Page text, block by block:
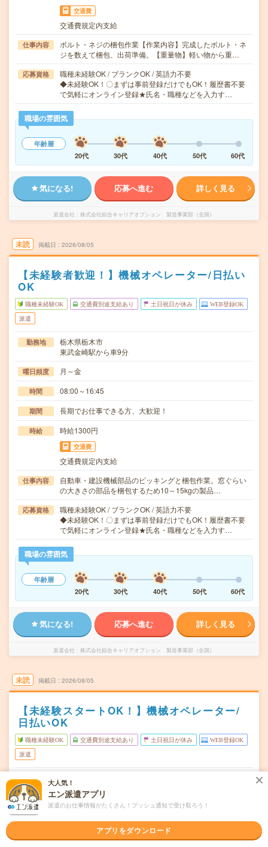
交通費
交通費規定内支給
仕事内容
ボルト・ネジの梱包作業【作業内容】完成したボルト・ネ
ジを数えて梱包、出荷準備。【重量物】軽い物から重…
応募資格
職種未経験OK / ブランクOK / 英語力不要
◆未経験OK！〇まずは事前登録だけでもOK！履歴書不要
で気軽にオンライン登録★氏名・職種などを入力す…
職場の雰囲気
年齢層
20代
30代 40代 50代 60代
気になる! 応募へ進む 詳しく見る
派遣会社 株式会社綜合キャリアオプション 製造事業部（全国）
未読 掲載日 2026/08/05
【未経験者歓迎！】機械オペレーター/日払い
OK
職種未経験OK 交通費別途支給あり 土日祝日が休み WEB登録OK
派遣
勤務地
栃木県栃木市
東武金崎駅から車9分
曜日頻度 月～金
時間 08:00～16:45
期間 長期でお仕事できる方、大歓迎！
時給 時給1300円
交通費
交通費規定内支給
仕事内容
自動車・建設機械部品のピッキングと梱包作業。窓ぐらい
の大きさの部品を梱包するため10～15kgの製品…
応募資格
職種未経験OK / ブランクOK / 英語力不要
◆未経験OK！〇まずは事前登録だけでもOK！履歴書不要
で気軽にオンライン登録★氏名・職種などを入力す…
職場の雰囲気
年齢層
20代
30代 40代 50代 60代
気になる! 応募へ進む 詳しく見る
派遣会社 株式会社綜合キャリアオプション 製造事業部（全国）
未読 掲載日 2026/08/05
【未経験スタートOK！】機械オペレーター/
日払いOK
職種未経験OK 交通費別途支給あり 土日祝日が休み WEB登録OK
派遣
勤務地
東武金崎駅から車9分
曜日頻度 月～金
08:00～16:45
大人気！
エン派遣アプリ
派遣のお仕事情報がたくさん！プッシュ通知で受け取ろう！
アプリをダウンロード